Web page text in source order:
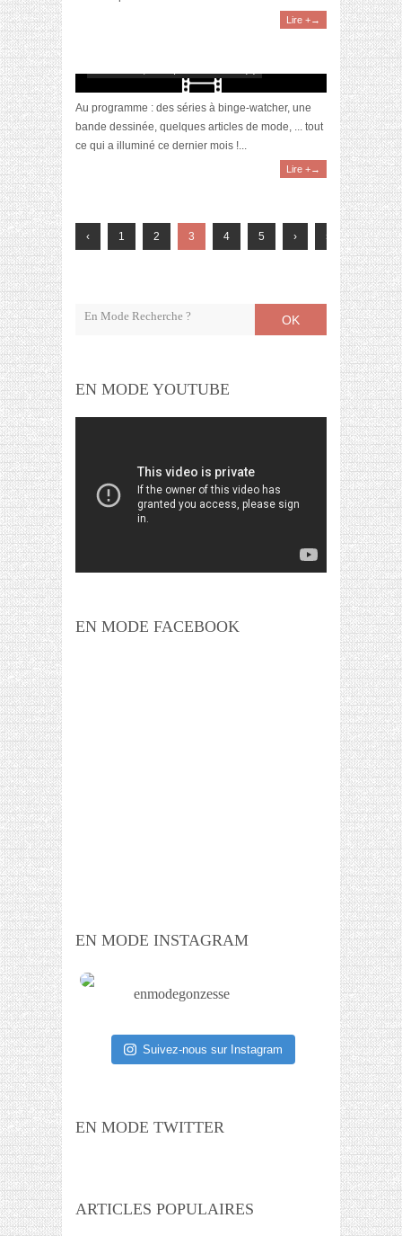
Lire +→
Au programme : des séries à binge-watcher, une
bande dessinée, quelques articles de mode, ... tout
ce qui a illuminé ce dernier mois !...
Lire +→
‹ 1 2 3 4 5 › »
OK
EN MODE YOUTUBE
EN MODE FACEBOOK
EN MODE INSTAGRAM
enmodegonzesse
Suivez-nous sur Instagram
EN MODE TWITTER
ARTICLES POPULAIRES